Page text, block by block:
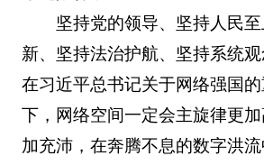
坚持党的领导、坚持人民
新、坚持法治护航、坚持系统观
在习近平总书记关于网络强国的
下，网络空间一定会主旋律更
加充沛，在奔腾不息的数字洪